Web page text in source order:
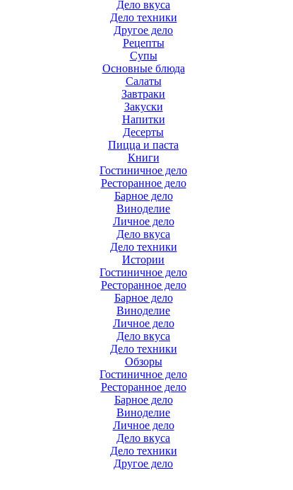
Дело вкуса
Дело техники
Другое дело
Рецепты
Супы
Основные блюда
Салаты
Завтраки
Закуски
Напитки
Десерты
Пицца и паста
Книги
Гостиничное дело
Ресторанное дело
Барное дело
Виноделие
Личное дело
Дело вкуса
Дело техники
Истории
Гостиничное дело
Ресторанное дело
Барное дело
Виноделие
Личное дело
Дело вкуса
Дело техники
Обзоры
Гостиничное дело
Ресторанное дело
Барное дело
Виноделие
Личное дело
Дело вкуса
Дело техники
Другое дело